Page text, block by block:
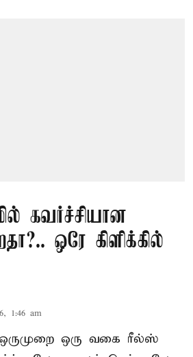
கவர்ச்சியான
ஒரே கிளிக்கில்
1:46 am
ஒரு வகை ரீல்ஸ்